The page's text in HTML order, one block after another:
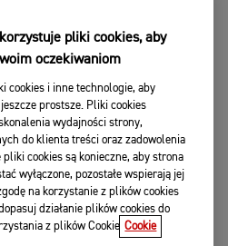
pliki cookies, aby
oczekiwaniom
cookies i inne technologie, aby
prostsze. Pliki cookies
wydajności strony,
do klienta treści oraz zadowolenia
cookies są konieczne, aby strona
wyłączone, pozostałe wspierają jej
na korzystanie z plików cookies
działanie plików cookies do
z plików Cookie Cookie